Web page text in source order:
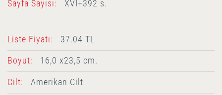
Sayfa Sayısı: XVI+392 s.
Liste Fiyatı: 37.04 TL
Boyut: 16,0 x23,5 cm.
Cilt: Amerikan Cilt